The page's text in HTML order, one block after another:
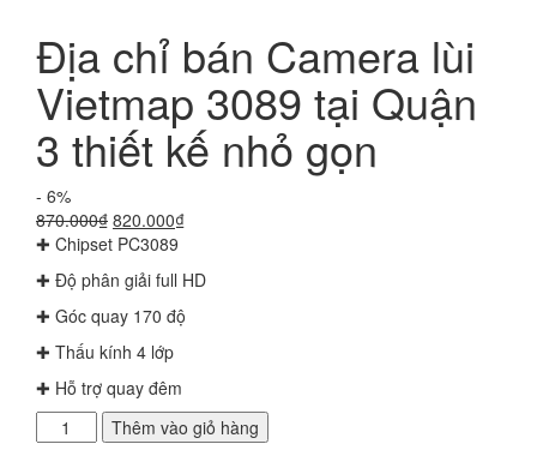
Địa chỉ bán Camera lùi
Vietmap 3089 tại Quận
3 thiết kế nhỏ gọn
- 6%
870.000₫ Giá
gốc
870.000₫.
820.000₫Giá
là:
820.000₫.
✚ Chipset PC3089
✚ Độ phân giải full HD
✚ Góc quay 170 độ
✚ Thấu kính 4 lớp
✚ Hỗ trợ quay đêm
Thêm vào giỏ hàng